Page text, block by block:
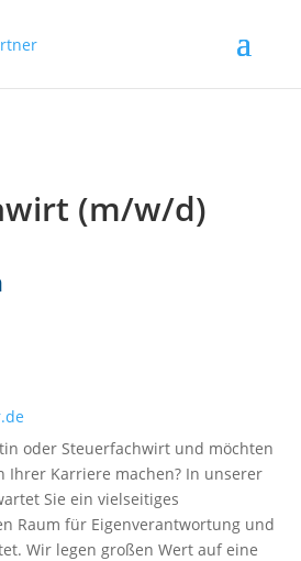
(m/w/d)
oder Steuerfachwirt und möchten
Ihrer Karriere machen? In unserer
Sie ein vielseitiges
Raum für Eigenverantwortung und
Wir legen großen Wert auf eine